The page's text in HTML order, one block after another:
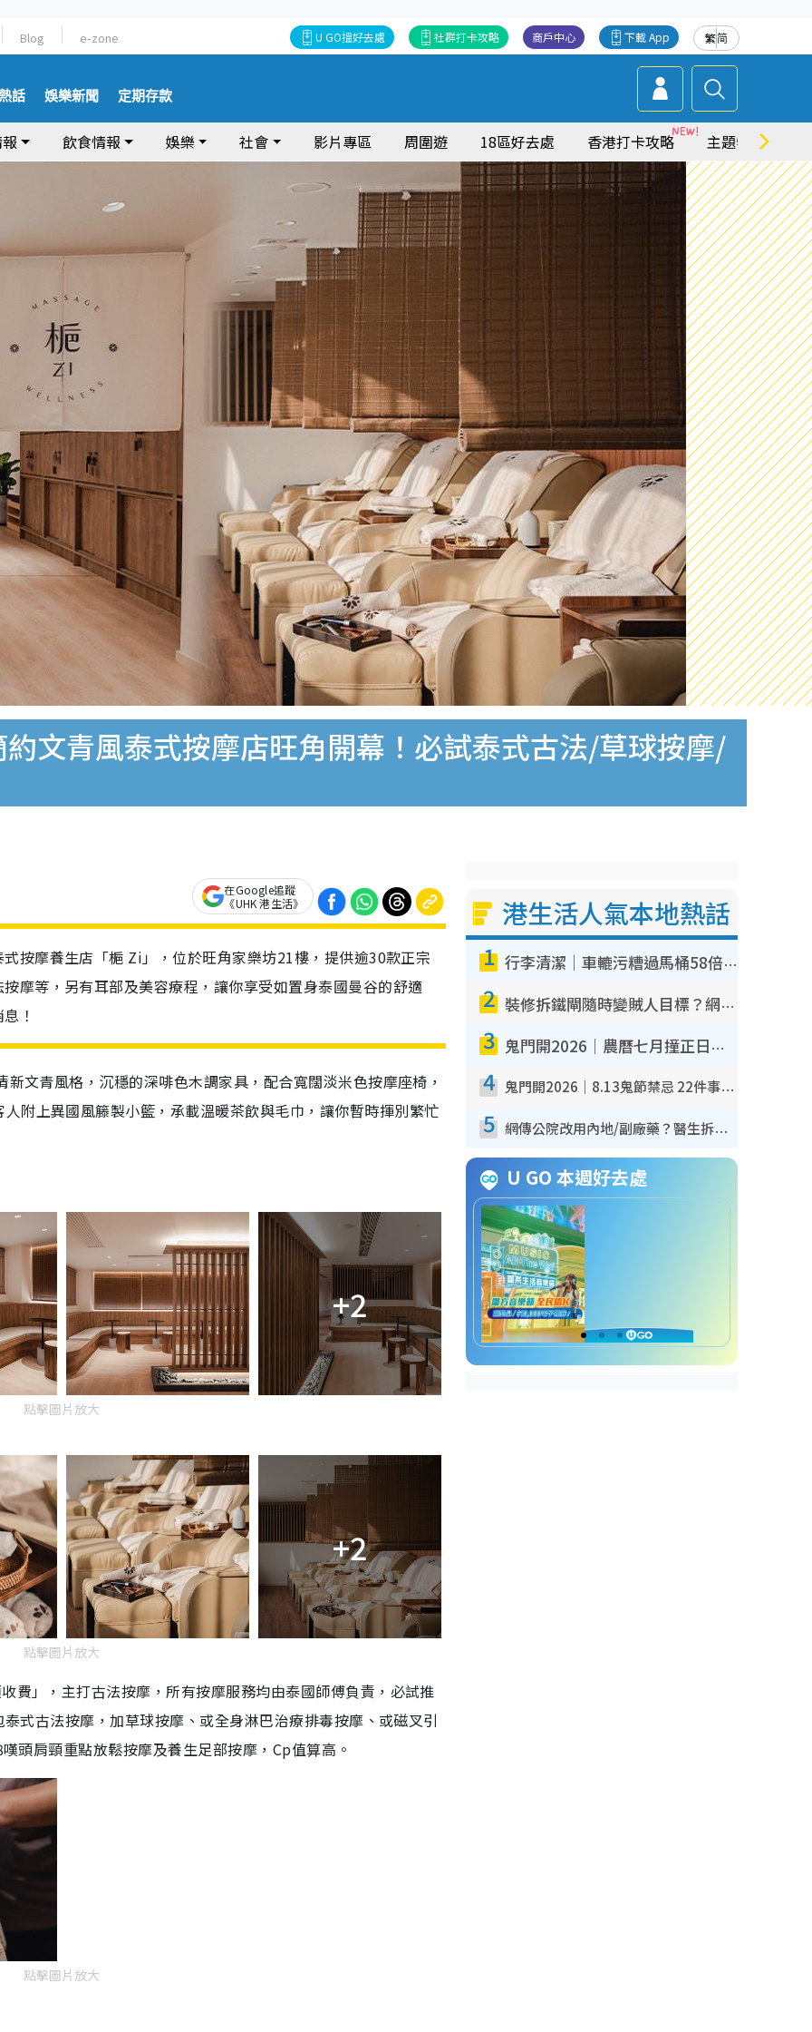
Blog e-zone 繁简
下載 App
商戶中心
社群打卡攻略
U GO搵好去處
話 娛樂新聞 定期存款
飲食情報 娛樂 社會 影片專區 周圍遊 18區好去處 香港打卡攻略 主題特集
文青風泰式按摩店旺角開幕！必試泰式古法/草球按摩/
在Google追蹤
《UHK 港生活》
按摩養生店「梔 Zi」，位於旺角家樂坊21樓，提供逾30款正宗
摩等，另有耳部及美容療程，讓你享受如置身泰國曼谷的舒適
！
文青風格，沉穩的深啡色木調家具，配合寬闊淡米色按摩座椅，
附上異國風籐製小籃，承載溫暖茶飲與毛巾，讓你暫時揮別繁忙
+2
點擊圖片放大
+2
點擊圖片放大
費」，主打古法按摩，所有按摩服務均由泰國師傅負責，必試推
式古法按摩，加草球按摩、或全身淋巴治療排毒按摩、或磁叉引
頭肩頸重點放鬆按摩及養生足部按摩，Cp值算高。
點擊圖片放大
港生活人氣本地熱話
1 行李清潔｜車轆污糟過馬桶58倍！專家警告忌用酒精抹 教1招免污手除菌
2 裝修拆鐵閘隨時變賊人目標？網民揭2大關鍵用途：裝新式等於白裝？附新舊鐵閘分別
3 鬼門開2026｜農曆七月撞正日全食特別邪？專家警告切忌做一事！揭4大禁忌+2招保平安
4 鬼門開2026｜8.13鬼節禁忌 22件事唔做得！燒肉、刺身要少食？半夜勿吹口哨/打呢個電話
5 網傳公院改用內地/副廠藥？醫生拆解正副廠分別 揭4類人換藥隨時出事
U GO 本週好去處